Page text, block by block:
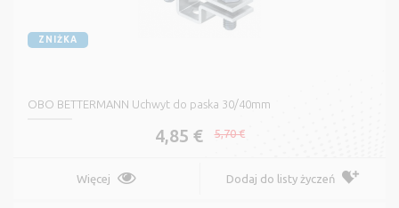
ZNIŻKA
OBO BETTERMANN Uchwyt do paska 30/40mm
4,85 € 5,70 €
Więcej Dodaj do listy życzeń